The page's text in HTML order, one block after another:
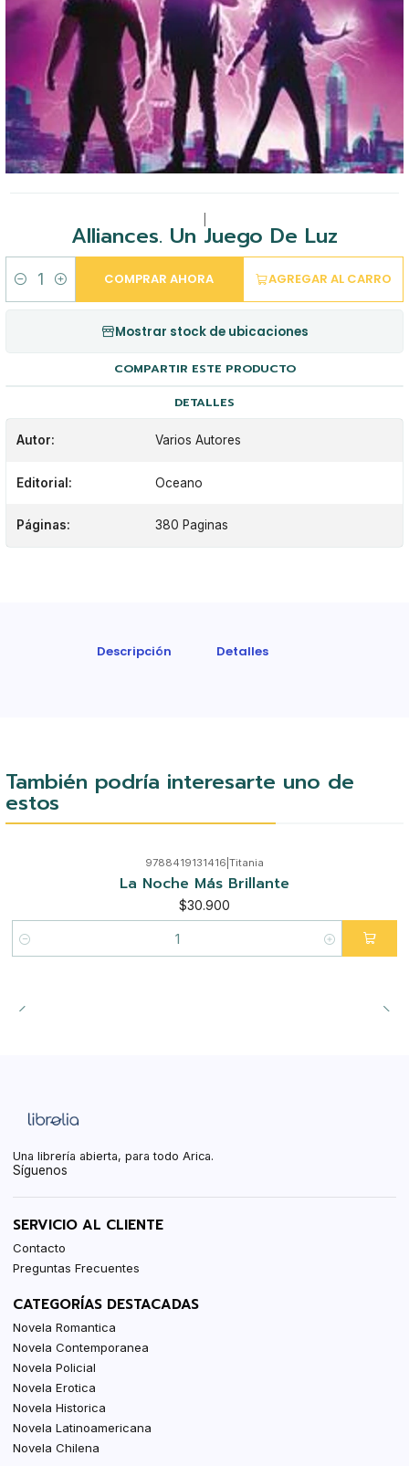
Alliances. Un Juego De Luz
Cantidad
AGREGAR AL CARRO
COMPRAR AHORA
Mostrar stock de ubicaciones
COMPARTIR ESTE PRODUCTO
DETALLES
Autor: Varios Autores
Editorial: Oceano
Páginas: 380 Paginas
Descripción Detalles
También podría interesarte uno de
estos
9788419131416 Titania
La Noche Más Brillante
$30.900
Cantidad
Una librería abierta, para todo Arica.
Síguenos
SERVICIO AL CLIENTE
Contacto
Preguntas Frecuentes
CATEGORÍAS DESTACADAS
Novela Romantica
Novela Contemporanea
Novela Policial
Novela Erotica
Novela Historica
Novela Latinoamericana
Novela Chilena